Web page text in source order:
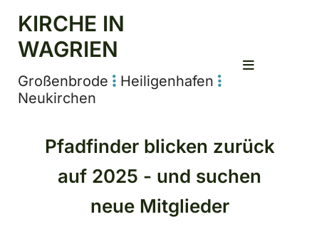
KIRCHE IN
WAGRIEN
Großenbrode  Heiligenhafen 
Neukirchen
Pfadfinder blicken zurück
auf 2025 - und suchen
neue Mitglieder